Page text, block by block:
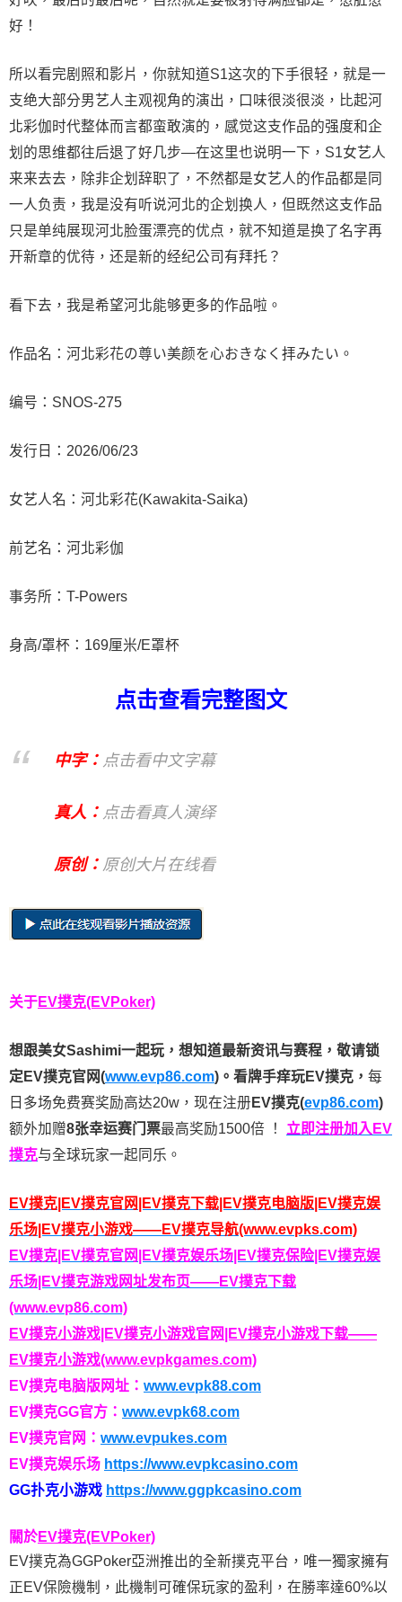
好！
所以看完剧照和影片，你就知道S1这次的下手很轻，就是一
支绝大部分男艺人主观视角的演出，口味很淡很淡，比起河
北彩伽时代整体而言都蛮敢演的，感觉这支作品的强度和企
划的思维都往后退了好几步—在这里也说明一下，S1女艺人
来来去去，除非企划辞职了，不然都是女艺人的作品都是同
一人负责，我是没有听说河北的企划换人，但既然这支作品
只是单纯展现河北脸蛋漂亮的优点，就不知道是换了名字再
开新章的优待，还是新的经纪公司有拜托？
看下去，我是希望河北能够更多的作品啦。
作品名：河北彩花の尊い美颜を心おきなく拝みたい。
编号： SNOS-275
发行日：2026/06/23
女艺人名：河北彩花(Kawakita-Saika)
前艺名：河北彩伽
事务所：T-Powers
身高/罩杯：169厘米/E罩杯
点击查看完整图文
中字： 点击看中文字幕
真人： 点击看真人演绎
原创： 原创大片在线看
关于EV撲克(EVPoker)
想跟美女Sashimi一起玩， 想知道最新资讯与赛程， 敬请锁
定EV撲克官网(www.evp86.com)。 看牌手痒玩EV撲克， 每
日多场免费赛奖励高达20w，现在注册 EV撲克(evp86.com)
额外加赠8张幸运赛门票最高奖励1500倍 ！ 立即注册加入EV
撲克与全球玩家一起同乐。
EV撲克|EV撲克官网|EV撲克下载|EV撲克电脑版|EV撲克娱
乐场|EV撲克小游戏——EV撲克导航(www.evpks.com)
EV撲克|EV撲克官网|EV撲克娱乐场|EV撲克保险|EV撲克娱
乐场|EV撲克游戏网址发布页——EV撲克下载
(www.evp86.com)
EV撲克小游戏|EV撲克小游戏官网|EV撲克小游戏下载——
EV撲克小游戏(www.evpkgames.com)
EV撲克电脑版网址： www.evpk88.com
EV撲克GG官方： www.evpk68.com
EV撲克官网： www.evpukes.com
EV撲克娱乐场 https://www.evpkcasino.com
GG扑克小游戏 https://www.ggpkcasino.com
關於EV撲克(EVPoker)
EV撲克為GGPoker亞洲推出的全新撲克平台，唯一獨家擁有
正EV保險機制，此機制可確保玩家的盈利，在勝率達60%以